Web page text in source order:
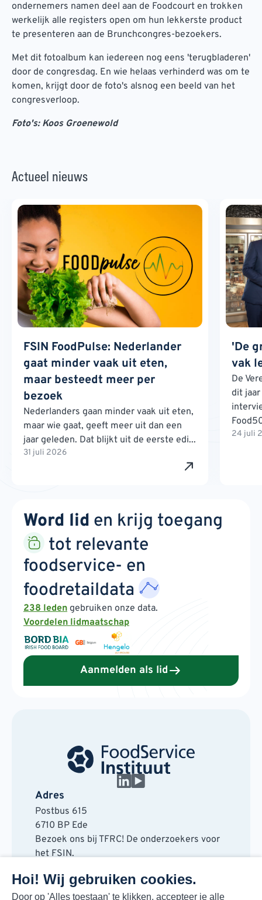
Hoi! Wij gebruiken cookies.
Door op 'Alles toestaan' te klikken, accepteer je alle
ondernemers namen deel aan de Foodcourt en trokken
werkelijk alle registers open om hun lekkerste product
te presenteren aan de Brunchcongres-bezoekers.
Met dit fotoalbum kan iedereen nog eens 'terugbladeren'
door de congresdag. En wie helaas verhinderd was om te
komen, krijgt door de foto's alsnog een beeld van het
congresverloop.
Foto's: Koos Groenewold
Actueel nieuws
FSIN FoodPulse: Nederlander
gaat minder vaak uit eten,
maar besteedt meer per
bezoek
Nederlanders gaan minder vaak uit eten,
maar wie gaat, geeft meer uit dan een
jaar geleden. Dat blijkt uit de eerste edi...
31 juli 2026
'De
vak
De
dit
24 juli
Word lid en krijg toegang
tot relevante
foodservice- en
foodretaildata
238 leden gebruiken onze data.
Voordelen lidmaatschap
Aanmelden als lid
Adres
Postbus 615
6710 BP Ede
Bezoek ons bij TFRC! De onderzoekers voor
het FSIN.
6717 LT Ede
Contact